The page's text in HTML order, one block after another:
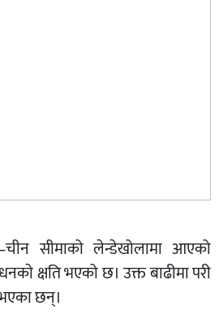
सीमाको लेन्डेखोलामा आएको
क्षति भएको छ। उक्त बाढीमा परी
छन्।